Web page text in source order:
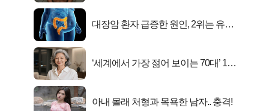
대장암 환자 급증한 원인, 2위는 유산
‘세계에서 가장 젊어 보이는 70대’ 1위
아내 몰래 처형과 목욕한 남자.. 충격!